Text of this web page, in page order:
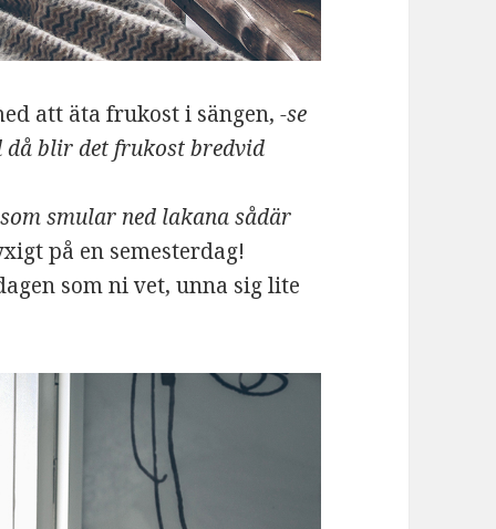
att äta frukost i sängen,-se
blir det frukost bredvid
smular ned lakana sådär
på en semesterdag!
som ni vet, unna sig lite